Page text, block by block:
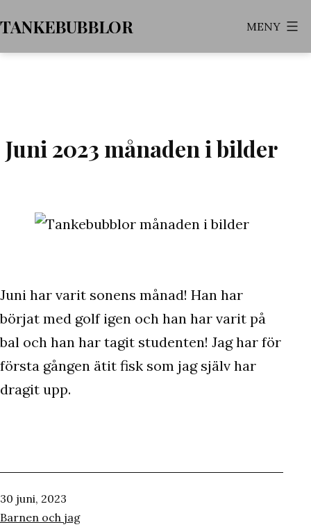
till
innehåll
TANKEBUBBLOR MENY
Juni 2023 månaden i bilder
Juni har varit sonens månad! Han har
börjat med golf igen och han har varit på
bal och han har tagit studenten! Jag har för
första gången ätit fisk som jag själv har
dragit upp.
Publicerat
den
30 juni, 2023
Kategoriserat
Barnen och jag